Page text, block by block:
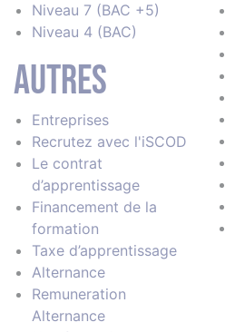
Niveau 7 (BAC +5)
Niveau 4 (BAC)
Autres
Entreprises
Recrutez avec l'iSCOD
Le contrat
d’apprentissage
Financement de la
formation
Taxe d’apprentissage
Alternance
Remuneration
Alternance